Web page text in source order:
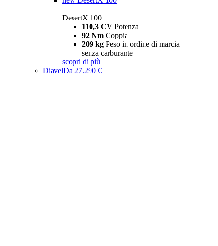
DesertX 100
110,3 CV Potenza
92 Nm Coppia
209 kg Peso in ordine di marcia
senza carburante
scopri di più
DiavelDa 27.290 €